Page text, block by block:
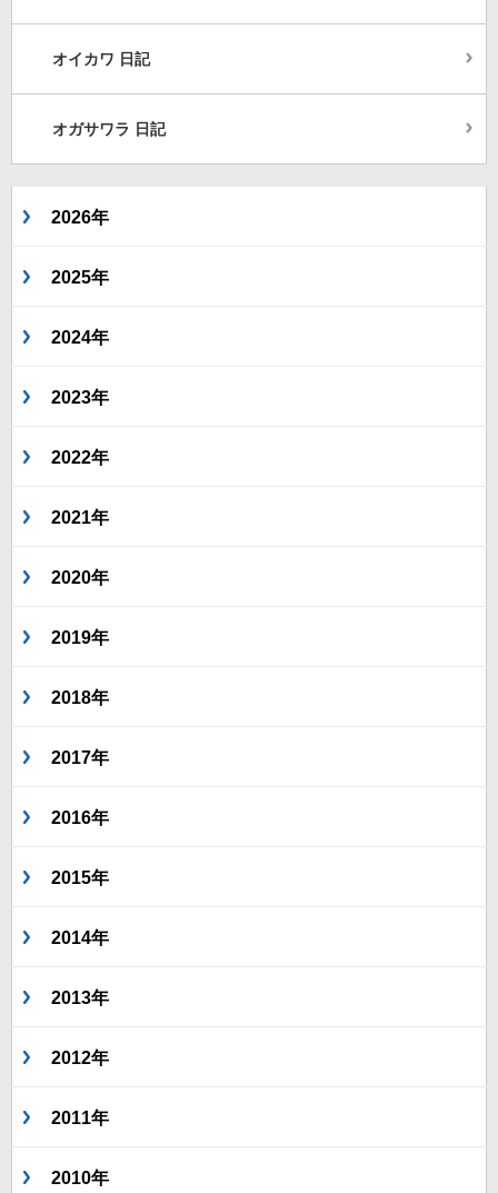
オイカワ 日記
オガサワラ 日記
2026年
2025年
2024年
2023年
2022年
2021年
2020年
2019年
2018年
2017年
2016年
2015年
2014年
2013年
2012年
2011年
2010年